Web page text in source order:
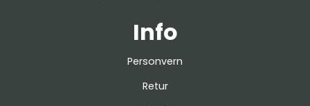
Info
Personvern
Retur